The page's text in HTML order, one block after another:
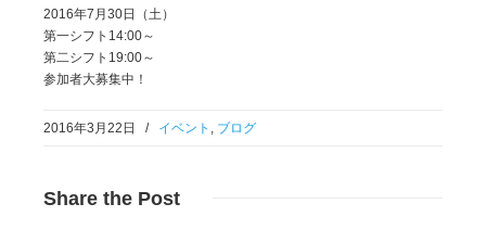
2016年7月30日（土）
第一シフト14:00～
第二シフト19:00～
参加者大募集中！
2016年3月22日 / イベント , ブログ
Share the Post